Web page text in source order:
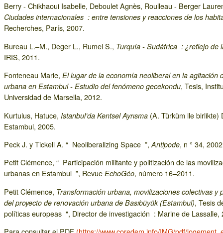
Berry - Chikhaoui Isabelle, Deboulet Agnès, Roulleau - Berger
Ciudades internacionales : entre tensiones y reacciones de los
Recherches, París, 2007.
Bureau L.–M., Deger L., Rumel S., Turquía - Sudáfrica : ¿reflejo de
IRIS, 2011.
Fonteneau Marie, El lugar de la economía neoliberal en la agitación
urbana en Estambul - Estudio del fenómeno gecekondu, Tesis,
Universidad de Marsella, 2012.
Kurtulus, Hatuce, Istanbul’da Kentsel Ayrısma (A. Türküm ile birlikte)
Estambul, 2005.
Peck J. y Tickell A. “ Neoliberalizing Space ”, Antipode, n ° 34,
Petit Clémence, “ Participación militante y politización de las
urbanas en Estambul ”, Revue EchoGéo, número 16–2011.
Petit Clémence, Transformación urbana, movilizaciones colectivas y
del proyecto de renovación urbana de Basıbüyük (Estambul), Tesis
políticas europeas ", Director de investigación : Marine de Lassalle,